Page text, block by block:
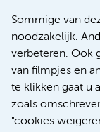
Sommige van
noodzakelijk.
verbeteren. Ook
van filmpjes en
te klikken gaat u
zoals
"cookies
Research
Educatie locatie
Educatie
Verwijzen &